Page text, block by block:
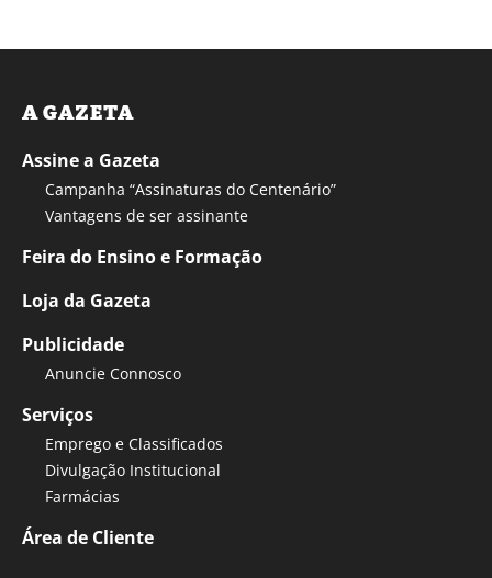
A GAZETA
Assine a Gazeta
Campanha “Assinaturas do Centenário”
Vantagens de ser assinante
Feira do Ensino e Formação
Loja da Gazeta
Publicidade
Anuncie Connosco
Serviços
Emprego e Classificados
Divulgação Institucional
Farmácias
Área de Cliente